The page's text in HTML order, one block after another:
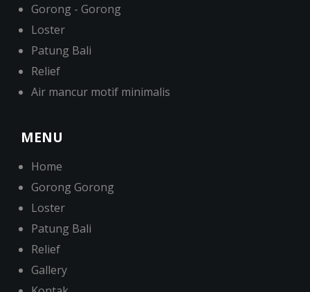
Gorong - Gorong
Loster
Patung Bali
Relief
Air mancur motif minimalis
MENU
Home
Gorong Gorong
Loster
Patung Bali
Relief
Gallery